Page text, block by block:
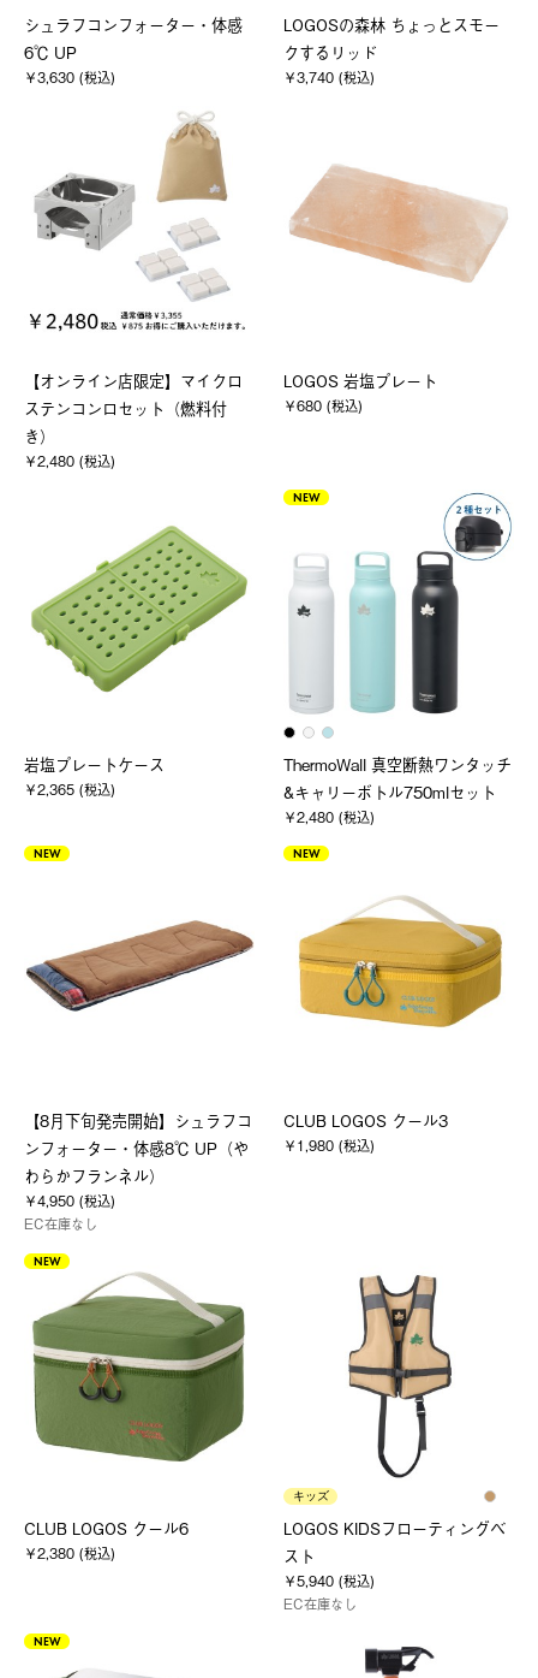
シュラフコンフォーター・体感
6℃ UP
￥3,630 (税込)
LOGOSの森林 ちょっとスモー
クするリッド
￥3,740 (税込)
【オンライン店限定】マイクロ
ステンコンロセット（燃料付
き）
￥2,480 (税込)
LOGOS 岩塩プレート
￥680 (税込)
岩塩プレートケース
￥2,365 (税込)
NEW
ThermoWall 真空断熱ワンタッチ
&キャリーボトル750mlセット
￥2,480 (税込)
NEW
【8月下旬発売開始】シュラフコ
ンフォーター・体感8℃ UP（や
わらかフランネル）
￥4,950 (税込)
EC在庫なし
NEW
CLUB LOGOS クール3
￥1,980 (税込)
NEW
CLUB LOGOS クール6
￥2,380 (税込)
キッズ
LOGOS KIDSフローティングベ
スト
￥5,940 (税込)
EC在庫なし
NEW